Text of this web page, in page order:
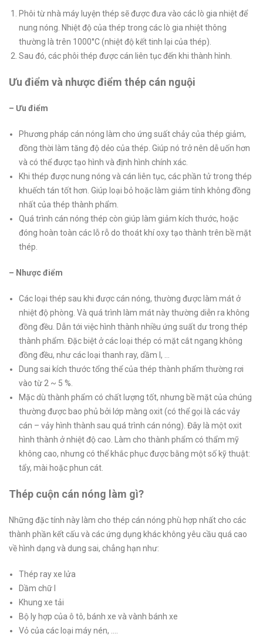
Phôi từ nhà máy luyện thép sẽ được đưa vào các lò gia nhiệt để
nung nóng. Nhiệt độ của thép trong các lò gia nhiệt thông
thường là trên 1000°C (nhiệt độ kết tinh lại của thép).
Sau đó, các phôi thép được cán liên tục đến khi thành hình.
Ưu điểm và nhược điểm thép cán nguội
– Ưu điểm
Phương pháp cán nóng làm cho ứng suất chảy của thép giảm,
đồng thời làm tăng độ dẻo của thép. Giúp nó trở nên dễ uốn hơn
và có thể được tạo hình và định hình chính xác.
Khi thép được nung nóng và cán liên tục, các phần tử trong thép
khuếch tán tốt hơn. Giúp loại bỏ hoặc làm giảm tính không đồng
nhất của thép thành phẩm.
Quá trình cán nóng thép còn giúp làm giảm kích thước, hoặc
đóng hoàn toàn các lỗ rỗ do thoát khí oxy tạo thành trên bề mặt
thép.
– Nhược điểm
Các loại thép sau khi được cán nóng, thường được làm mát ở
nhiệt độ phòng. Và quá trình làm mát này thường diễn ra không
đồng đều. Dẫn tới việc hình thành nhiều ứng suất dư trong thép
thành phẩm. Đặc biệt ở các loại thép có mặt cắt ngang không
đồng đều, như các loại thanh ray, dầm I, …
Dung sai kích thước tổng thể của thép thành phẩm thường rơi
vào từ 2 ~ 5 %.
Mặc dù thành phẩm có chất lượng tốt, nhưng bề mặt của chúng
thường được bao phủ bởi lớp màng oxit (có thể gọi là các vảy
cán – vảy hình thành sau quá trình cán nóng). Đây là một oxit
hình thành ở nhiệt độ cao. Làm cho thành phẩm có thẩm mỹ
không cao, nhưng có thể khắc phục được bằng một số kỹ thuật:
tẩy, mài hoặc phun cát.
Thép cuộn cán nóng làm gì?
Những đặc tính này làm cho thép cán nóng phù hợp nhất cho các
thành phần kết cấu và các ứng dụng khác không yêu cầu quá cao
về hình dạng và dung sai, chẳng hạn như:
Thép ray xe lửa
Dầm chữ I
Khung xe tải
Bộ ly hợp của ô tô, bánh xe và vành bánh xe
Vỏ của các loại máy nén, ….